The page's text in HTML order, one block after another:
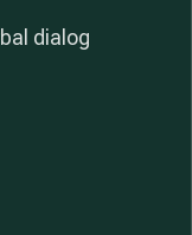
dialog